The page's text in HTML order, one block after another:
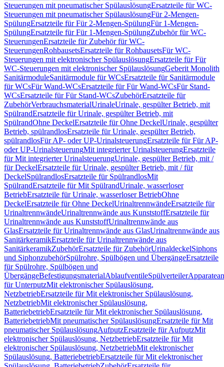
Steuerungen mit pneumatischer SpülauslösungErsatzteile für WC-
Steuerungen mit pneumatischer SpülauslösungFür 2-Mengen-
SpülungErsatzteile für Für 2-Mengen-SpülungFür 1-Mengen-
SpülungErsatzteile für Für 1-Mengen-SpülungZubehör für WC-
SteuerungenErsatzteile für Zubehör für WC-
SteuerungenRohbausetsErsatzteile für RohbausetsFür WC-
Steuerungen mit elektronischer SpülauslösungErsatzteile für Für
WC-Steuerungen mit elektronischer SpülauslösungGeberit Monolith
SanitärmoduleSanitärmodule für WCsErsatzteile für Sanitärmodule
für WCsFür Wand-WCsErsatzteile für Für Wand-WCsFür Stand-
WCsErsatzteile für Für Stand-WCsZubehörErsatzteile für
ZubehörVerbrauchsmaterialUrinaleUrinale, gespülter Betrieb, mit
SpülrandErsatzteile für Urinale, gespülter Betrieb, mit
SpülrandOhne DeckelErsatzteile für Ohne DeckelUrinale, gespülter
Betrieb, spülrandlosErsatzteile für Urinale, gespülter Betrieb,
spülrandlosFür AP- oder UP-UrinalsteuerungErsatzteile für Für AP-
oder UP-UrinalsteuerungMit integrierter UrinalsteuerungErsatzteile
für Mit integrierter UrinalsteuerungUrinale, gespülter Betrieb, mit /
für DeckelErsatzteile für Urinale, gespülter Betrieb, mit / für
DeckelSpülrandlosErsatzteile für SpülrandlosMit
SpülrandErsatzteile für Mit SpülrandUrinale, wasserloser
BetriebErsatzteile für Urinale, wasserloser BetriebOhne
DeckelErsatzteile für Ohne DeckelUrinaltrennwändeErsatzteile für
UrinaltrennwändeUrinaltrennwände aus KunststoffErsatzteile für
Urinaltrennwände aus KunststoffUrinaltrennwände aus
GlasErsatzteile für Urinaltrennwände aus GlasUrinaltrennwände aus
SanitärkeramikErsatzteile für Urinaltrennwände aus
SanitärkeramikZubehörErsatzteile für ZubehörUrinaldeckelSiphons
und SiphonzubehörSpülrohre, Spülbögen und ÜbergängeErsatzteile
für Spülrohre, Spülbögen und
ÜbergängeBefestigungsmaterialAblaufventileSpülverteiler
für UnterputzMit elektronischer Spülauslösung,
NetzbetriebErsatzteile für Mit elektronischer Spülauslösung,
NetzbetriebMit elektronischer Spülauslösung,
BatteriebetriebErsatzteile für Mit elektronischer Spülauslösung,
BatteriebetriebMit pneumatischer SpülauslösungErsatzteile für Mit
pneumatischer SpülauslösungAufputzErsatzteile für AufputzMit
elektronischer Spülauslösung, NetzbetriebErsatzteile für Mit
elektronischer Spülauslösung, NetzbetriebMit elektronischer
Spülauslösung, BatteriebetriebErsatzteile für Mit elektronischer